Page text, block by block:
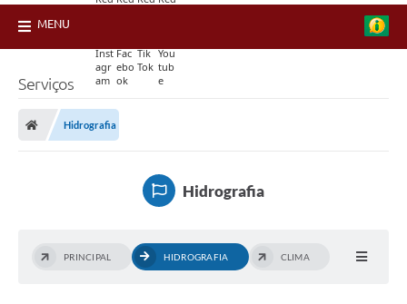
MENU
Serviços
Hidrografia
Hidrografia
PRINCIPAL HIDROGRAFIA CLIMA